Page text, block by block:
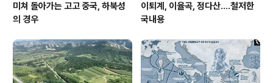
미쳐 돌아가는 고고 중국, 하북성
의 경우
이퇴계, 이율곡, 정다산....철저한
국내용